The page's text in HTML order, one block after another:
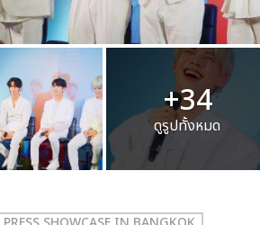
+34
ดูรูปทั้งหมด